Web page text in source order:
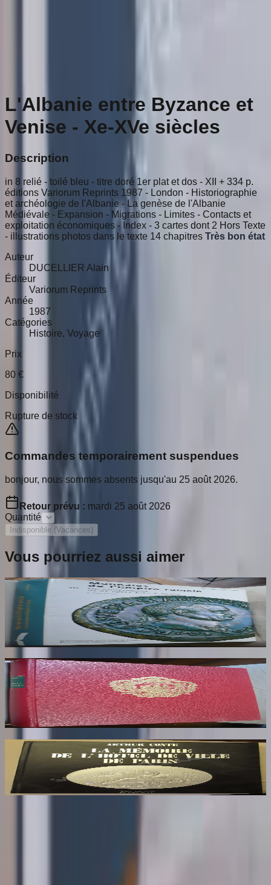
L'Albanie entre Byzance et
Venise - Xe-XVe siècles
Description
in 8 relié - toilé bleu - titre doré 1er plat et dos - XII + 334 p.
éditions Variorum Reprints 1987 - London - Historiographie
et archéologie de l'Albanie - La genèse de l'Albanie
Médiévale - Expansion - Migrations - Limites - Contacts et
exploitation économiques - Index - 3 cartes dont 2 Hors Texte
- illustrations photos dans le texte 14 chapitres Très bon état
Auteur
DUCELLIER Alain
Éditeur
Variorum Reprints
Année
1987
Catégories
Histoire, Voyage
Prix
80 €
Disponibilité
Rupture de stock
Commandes temporairement suspendues
bonjour, nous sommes absents jusqu'au 25 août 2026.
Retour prévu : mardi 25 août 2026
Quantité
Indisponible (Vacances)
Vous pourriez aussi aimer
Catalogue Monnaies de l'Empire Romain.
Tome 3. Jean Baptiste Giard
GIARD Jean Baptiste
80€
Armorial de la Ville de Paris. Dédicaces au
Maire de Paris
HERON DE VILLEFOSSE
85€
La Mémoire de l'Hôtel de Ville de Paris
CONTE Arthur
26 €